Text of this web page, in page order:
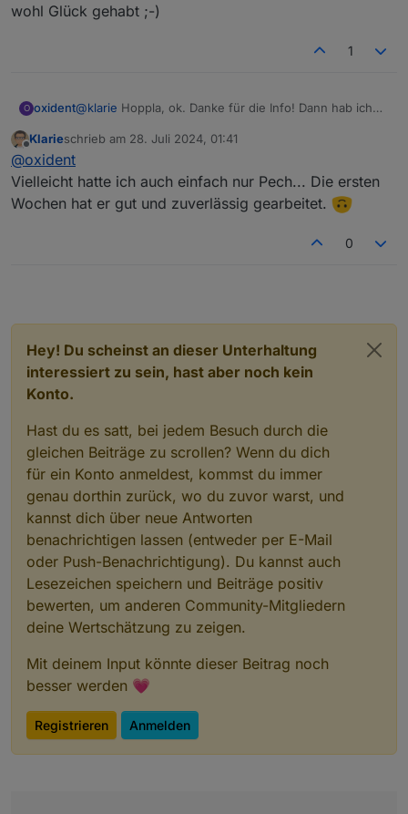
wohl Glück gehabt ;-)
1
O oxident@klarie Hoppla, ok. Danke für die Info! Dann hab ich
Offline
Klarieschrieb am 28. Juli 2024, 01:41
zuletzt editiert von
@oxident
Vielleicht hatte ich auch einfach nur Pech... Die ersten
Wochen hat er gut und zuverlässig gearbeitet.
0
Hey! Du scheinst an dieser Unterhaltung
interessiert zu sein, hast aber noch kein
Konto.
Hast du es satt, bei jedem Besuch durch die
gleichen Beiträge zu scrollen? Wenn du dich
für ein Konto anmeldest, kommst du immer
genau dorthin zurück, wo du zuvor warst, und
kannst dich über neue Antworten
benachrichtigen lassen (entweder per E-Mail
oder Push-Benachrichtigung). Du kannst auch
Lesezeichen speichern und Beiträge positiv
bewerten, um anderen Community-Mitgliedern
deine Wertschätzung zu zeigen.
Mit deinem Input könnte dieser Beitrag noch
besser werden 💗
Registrieren Anmelden